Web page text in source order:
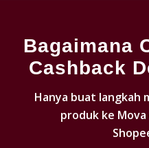
Bagaimana
Cashback
Hanya buat langkah
produk ke